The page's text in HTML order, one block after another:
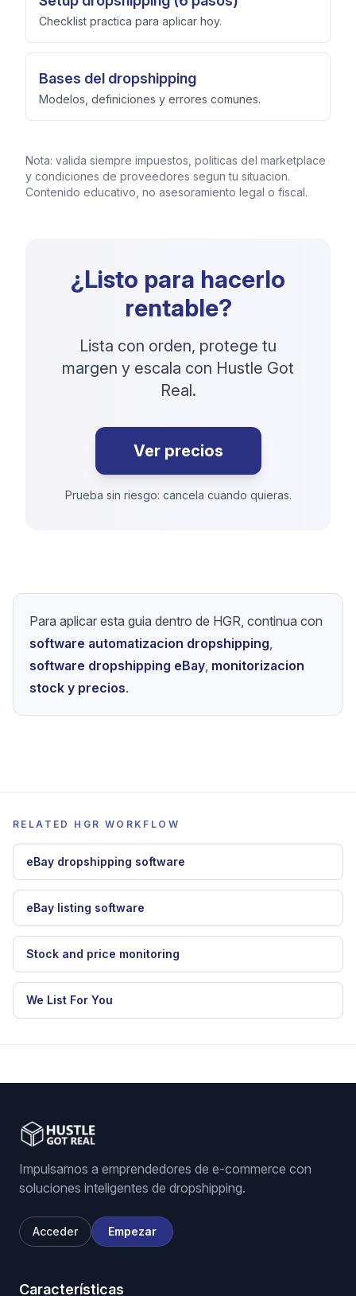
Checklist practica para aplicar hoy.
Bases del dropshipping
Modelos, definiciones y errores comunes.
Nota: valida siempre impuestos, politicas del marketplace
y condiciones de proveedores segun tu situacion.
Contenido educativo, no asesoramiento legal o fiscal.
¿Listo para hacerlo
rentable?
Lista con orden, protege tu
margen y escala con Hustle Got
Real.
Ver precios
Prueba sin riesgo: cancela cuando quieras.
Para aplicar esta guia dentro de HGR, continua con
software automatizacion dropshipping,
software dropshipping eBay, monitorizacion
stock y precios.
RELATED HGR WORKFLOW
eBay dropshipping software
eBay listing software
Stock and price monitoring
We List For You
Impulsamos a emprendedores de e-commerce con
soluciones inteligentes de dropshipping.
Acceder Empezar
Características